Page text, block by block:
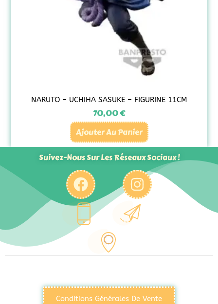
NARUTO – UCHIHA SASUKE – FIGURINE 11CM
70,00€
Ajouter Au Panier
Suivez-Nous Sur Les Réseaux Sociaux !
Conditions Générales De Vente